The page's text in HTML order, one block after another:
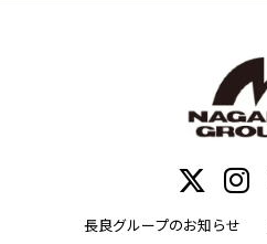
長良グループのお知らせ